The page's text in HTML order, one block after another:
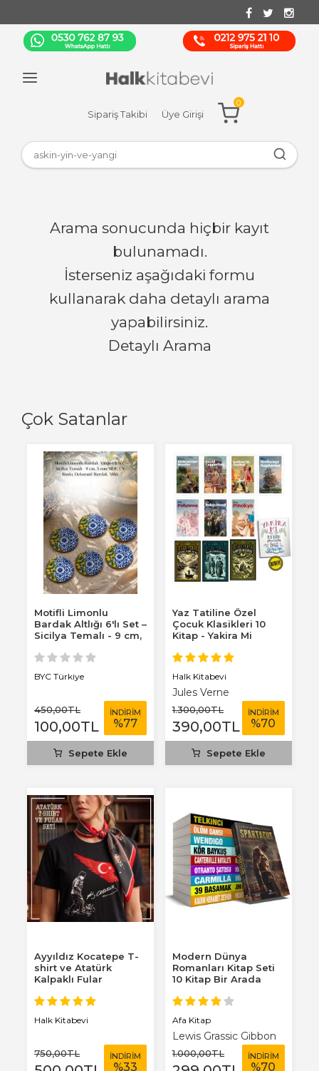
Sipariş Takibi Üye Girişi
0
Çok Satanlar
Motifli Limonlu
Bardak Altlığı 6'lı Set –
Sicilya Temalı - 9 cm,
BYC Türkiye
450,00TL
100,00TL
İNDİRİM
%77
Sepete Ekle
Yaz Tatiline Özel
Çocuk Klasikleri 10
Kitap - Yakira Mi
Halk Kitabevi
Jules Verne
1.300,00TL
390,00TL
İNDİRİM
%70
Sepete Ekle
Ayyıldız Kocatepe T-
shirt ve Atatürk
Kalpaklı Fular
Halk Kitabevi
750,00TL İNDİRİM
%33
Modern Dünya
Romanları Kitap Seti
10 Kitap Bir Arada
Afa Kitap
Lewis Grassic Gibbon
1.000,00TL İNDİRİM
%70
Arama sonucunda hiçbir kayıt
bulunamadı.
İsterseniz aşağıdaki formu
kullanarak daha detaylı arama
yapabilirsiniz.
Detaylı Arama